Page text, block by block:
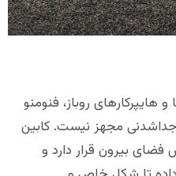
روباز، فنومنو
مجهز نیست. کابین
فضای بیرون قرار دارد و